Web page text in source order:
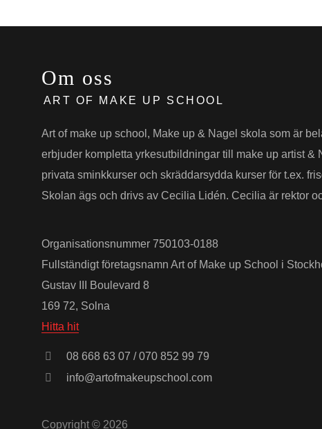
Om oss
ART OF MAKE UP SCHOOL
Art of make up school, Make up & Nagel skola som är
erbjuder kompletta yrkesutbildningar till make up artist &
privata sminkkurser och skräddarsydda kurser för t.ex.
Skolan ägs och drivs av Cecilia Lidén. Cecilia är rektor
Organisationsnummer 750103-0188
Fullständigt företagsnamn Art of Make up School i
Gustav III Boulevard 8
169 72, Solna
Hitta hit
08 668 63 07 / 070 852 99 79
info@artofmakeupschool.com
Copyright © 2026